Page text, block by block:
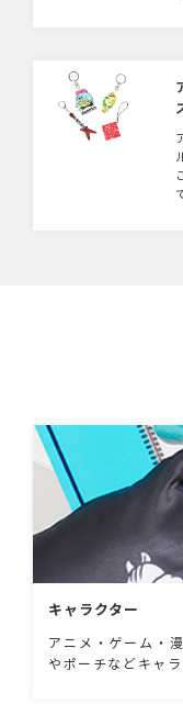
キャラクター
アニメ・ゲーム・
やポーチなどキャ